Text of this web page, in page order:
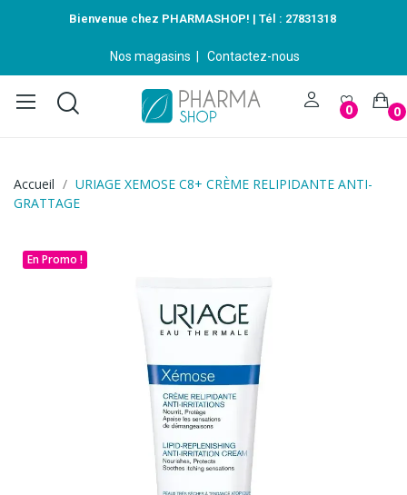
Bienvenue chez PHARMASHOP! | Tél : 27831318
Nos magasins Contactez-nous
0 0
Accueil
URIAGE XEMOSE C8+ CRÈME RELIPIDANTE ANTI-
GRATTAGE
En Promo !